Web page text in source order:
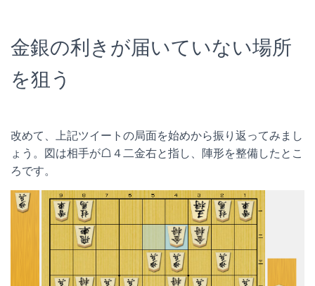
金銀の利きが届いていない場所
を狙う
改めて、上記ツイートの局面を始めから振り返ってみまし
ょう。図は相手が☖４二金右と指し、陣形を整備したとこ
ろです。